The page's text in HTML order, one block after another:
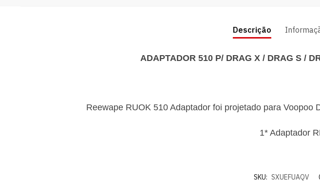
Descrição
ADAPTADOR 510 P/ DRAG X / DRAG S /
Reewape RUOK 510 Adaptador foi projetado para
1* Adaptador
SKU: SXUEFUAQV